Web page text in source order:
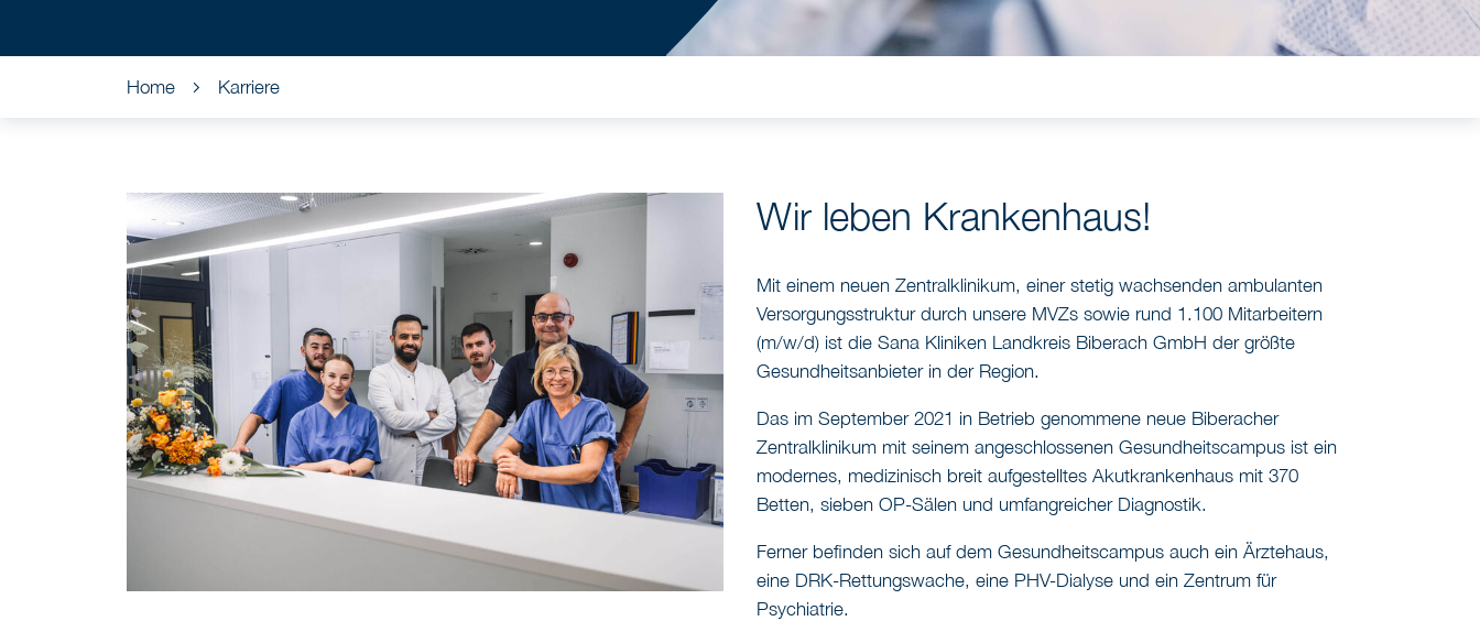
Home Karriere
Wir leben Krankenhaus!
Mit einem neuen Zentralklinikum, einer stetig wachsenden ambulanten
Versorgungsstruktur durch unsere MVZs sowie rund 1.100 Mitarbeitern
(m/w/d) ist die Sana Kliniken Landkreis Biberach GmbH der größte
Gesundheitsanbieter in der Region.
Das im September 2021 in Betrieb genommene neue Biberacher
Zentralklinikum mit seinem angeschlossenen Gesundheitscampus ist ein
modernes, medizinisch breit aufgestelltes Akutkrankenhaus mit 370
Betten, sieben OP-Sälen und umfangreicher Diagnostik.
Ferner befinden sich auf dem Gesundheitscampus auch ein Ärztehaus,
eine DRK-Rettungswache, eine PHV-Dialyse und ein Zentrum für
Psychiatrie.